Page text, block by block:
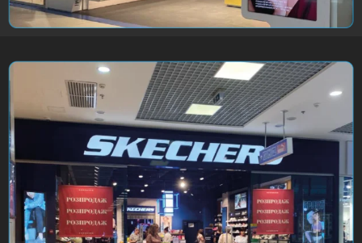
ЗАЯВКА НА КОНСУЛЬТАЦІЮ
Напишіть нам, ми надамо відповідь у найкоротший